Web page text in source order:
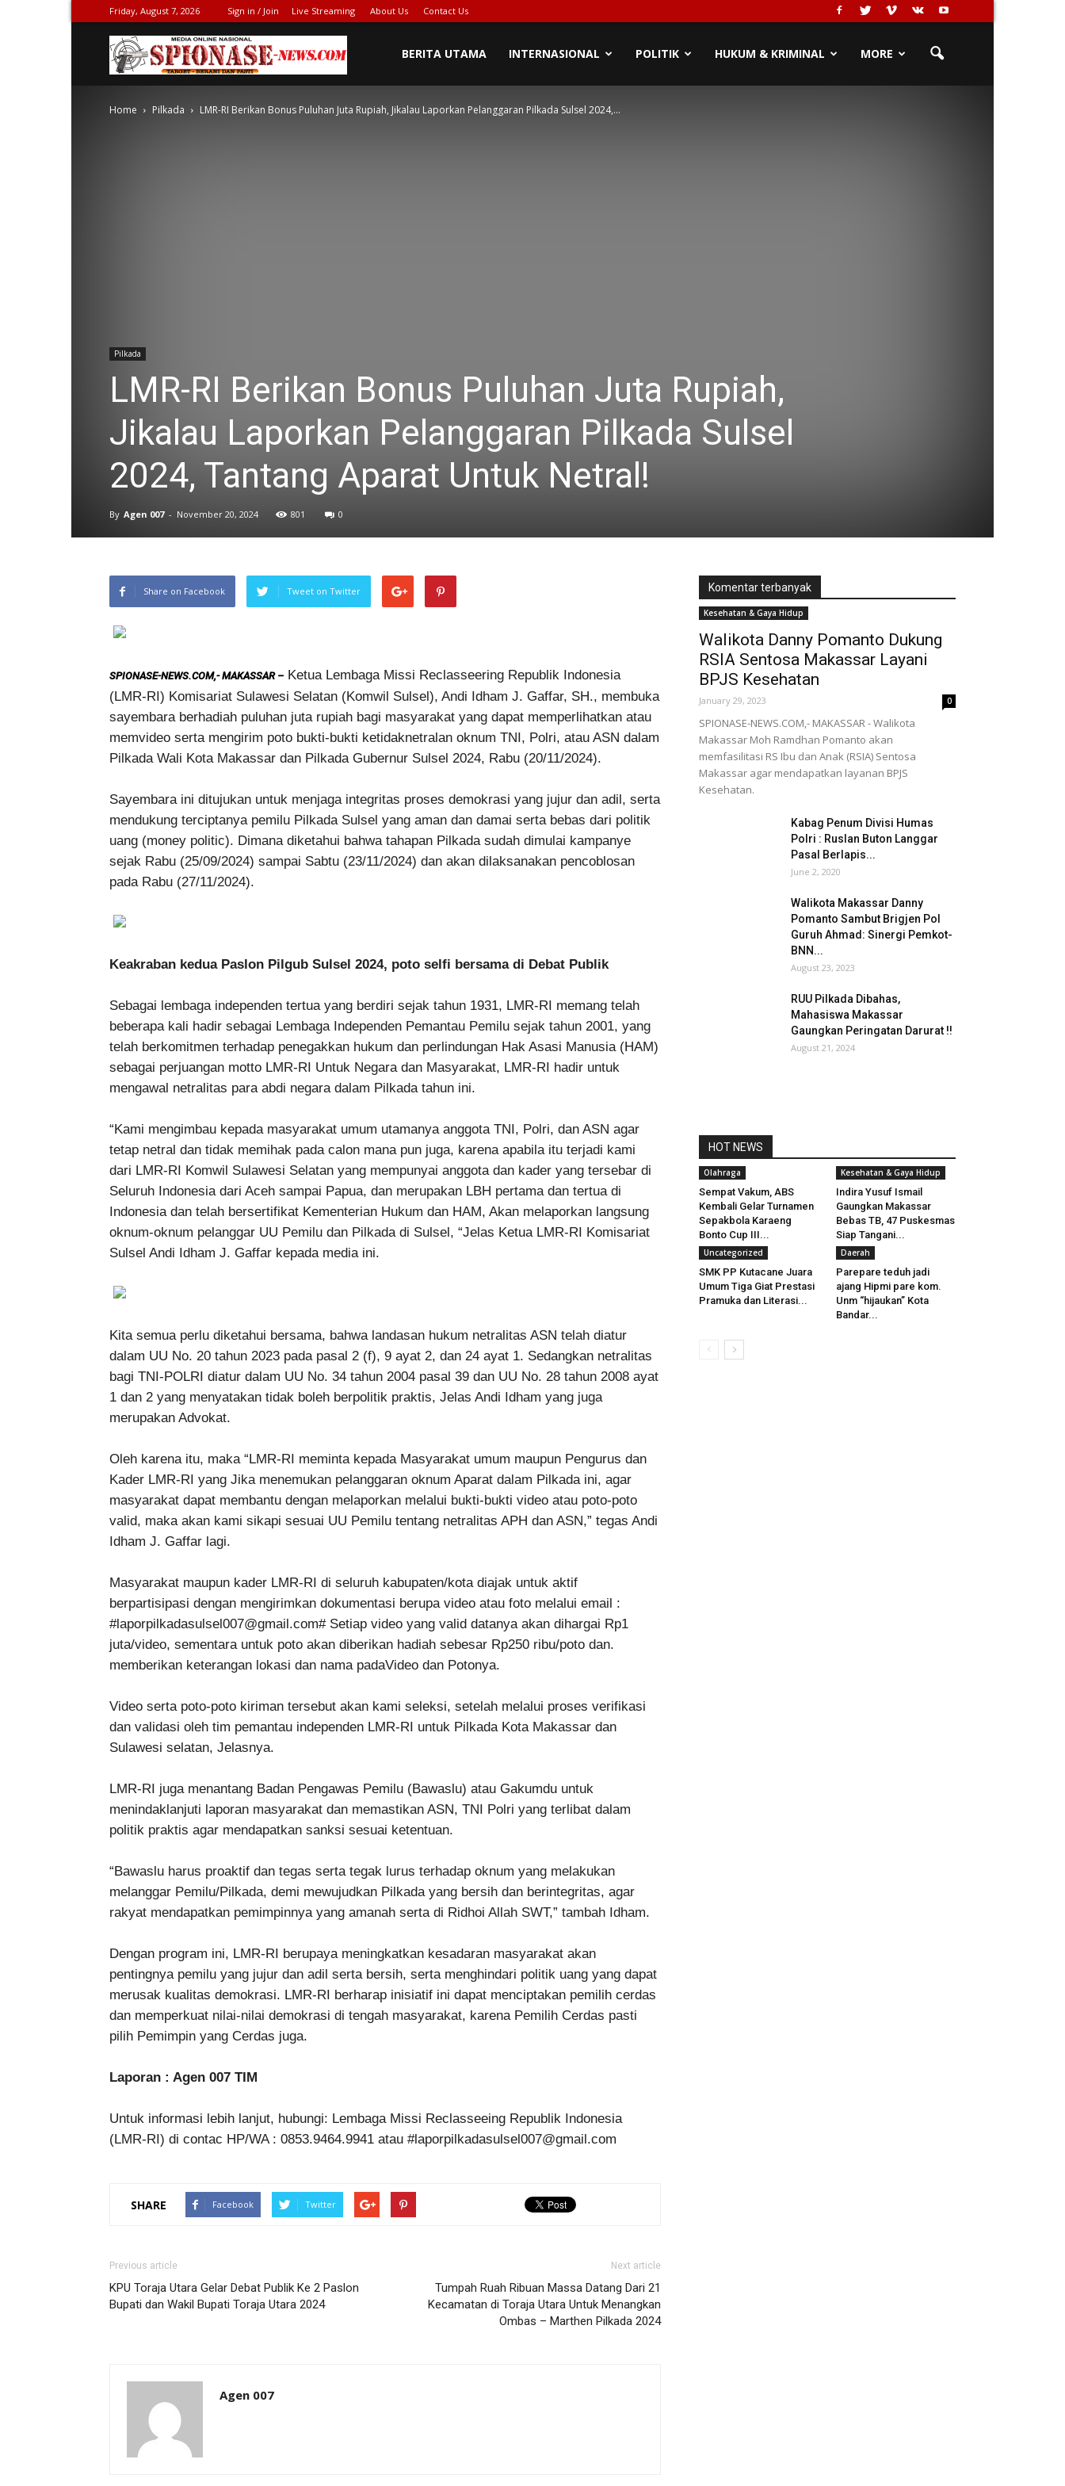
Friday, August 7, 2026 Sign in / Join Live Streaming About Us Contact Us
SPIONASE-
NEWS[DOT]COM
BERITA UTAMA INTERNASIONAL POLITIK HUKUM & KRIMINAL MORE
Home Pilkada LMR-RI Berikan Bonus Puluhan Juta Rupiah, Jikalau Laporkan Pelanggaran Pilkada Sulsel 2024,...
Pilkada
LMR-RI Berikan Bonus Puluhan Juta Rupiah,
Jikalau Laporkan Pelanggaran Pilkada Sulsel
2024, Tantang Aparat Untuk Netral!
By Agen 007 - November 20, 2024 801 0
Share on Facebook Tweet on Twitter
SPIONASE-NEWS.COM,- MAKASSAR – Ketua Lembaga Missi Reclasseering Republik Indonesia
(LMR-RI) Komisariat Sulawesi Selatan (Komwil Sulsel), Andi Idham J. Gaffar, SH., membuka
sayembara berhadiah puluhan juta rupiah bagi masyarakat yang dapat memperlihatkan atau
memvideo serta mengirim poto bukti-bukti ketidaknetralan oknum TNI, Polri, atau ASN dalam
Pilkada Wali Kota Makassar dan Pilkada Gubernur Sulsel 2024, Rabu (20/11/2024).
Sayembara ini ditujukan untuk menjaga integritas proses demokrasi yang jujur dan adil, serta
mendukung terciptanya pemilu Pilkada Sulsel yang aman dan damai serta bebas dari politik
uang (money politic). Dimana diketahui bahwa tahapan Pilkada sudah dimulai kampanye
sejak Rabu (25/09/2024) sampai Sabtu (23/11/2024) dan akan dilaksanakan pencoblosan
pada Rabu (27/11/2024).
Keakraban kedua Paslon Pilgub Sulsel 2024, poto selfi bersama di Debat Publik
Sebagai lembaga independen tertua yang berdiri sejak tahun 1931, LMR-RI memang telah
beberapa kali hadir sebagai Lembaga Independen Pemantau Pemilu sejak tahun 2001, yang
telah berkomitmen terhadap penegakkan hukum dan perlindungan Hak Asasi Manusia (HAM)
sebagai perjuangan motto LMR-RI Untuk Negara dan Masyarakat, LMR-RI hadir untuk
mengawal netralitas para abdi negara dalam Pilkada tahun ini.
“Kami mengimbau kepada masyarakat umum utamanya anggota TNI, Polri, dan ASN agar
tetap netral dan tidak memihak pada calon mana pun juga, karena apabila itu terjadi kami
dari LMR-RI Komwil Sulawesi Selatan yang mempunyai anggota dan kader yang tersebar di
Seluruh Indonesia dari Aceh sampai Papua, dan merupakan LBH pertama dan tertua di
Indonesia dan telah bersertifikat Kementerian Hukum dan HAM, Akan melaporkan langsung
oknum-oknum pelanggar UU Pemilu dan Pilkada di Sulsel, “Jelas Ketua LMR-RI Komisariat
Sulsel Andi Idham J. Gaffar kepada media ini.
Kita semua perlu diketahui bersama, bahwa landasan hukum netralitas ASN telah diatur
dalam UU No. 20 tahun 2023 pada pasal 2 (f), 9 ayat 2, dan 24 ayat 1. Sedangkan netralitas
bagi TNI-POLRI diatur dalam UU No. 34 tahun 2004 pasal 39 dan UU No. 28 tahun 2008 ayat
1 dan 2 yang menyatakan tidak boleh berpolitik praktis, Jelas Andi Idham yang juga
merupakan Advokat.
Oleh karena itu, maka “LMR-RI meminta kepada Masyarakat umum maupun Pengurus dan
Kader LMR-RI yang Jika menemukan pelanggaran oknum Aparat dalam Pilkada ini, agar
masyarakat dapat membantu dengan melaporkan melalui bukti-bukti video atau poto-poto
valid, maka akan kami sikapi sesuai UU Pemilu tentang netralitas APH dan ASN,” tegas Andi
Idham J. Gaffar lagi.
Masyarakat maupun kader LMR-RI di seluruh kabupaten/kota diajak untuk aktif
berpartisipasi dengan mengirimkan dokumentasi berupa video atau foto melalui email :
#laporpilkadasulsel007@gmail.com# Setiap video yang valid datanya akan dihargai Rp1
juta/video, sementara untuk poto akan diberikan hadiah sebesar Rp250 ribu/poto dan.
memberikan keterangan lokasi dan nama padaVideo dan Potonya.
Video serta poto-poto kiriman tersebut akan kami seleksi, setelah melalui proses verifikasi
dan validasi oleh tim pemantau independen LMR-RI untuk Pilkada Kota Makassar dan
Sulawesi selatan, Jelasnya.
LMR-RI juga menantang Badan Pengawas Pemilu (Bawaslu) atau Gakumdu untuk
menindaklanjuti laporan masyarakat dan memastikan ASN, TNI Polri yang terlibat dalam
politik praktis agar mendapatkan sanksi sesuai ketentuan.
“Bawaslu harus proaktif dan tegas serta tegak lurus terhadap oknum yang melakukan
melanggar Pemilu/Pilkada, demi mewujudkan Pilkada yang bersih dan berintegritas, agar
rakyat mendapatkan pemimpinnya yang amanah serta di Ridhoi Allah SWT,” tambah Idham.
Dengan program ini, LMR-RI berupaya meningkatkan kesadaran masyarakat akan
pentingnya pemilu yang jujur dan adil serta bersih, serta menghindari politik uang yang dapat
merusak kualitas demokrasi. LMR-RI berharap inisiatif ini dapat menciptakan pemilih cerdas
dan memperkuat nilai-nilai demokrasi di tengah masyarakat, karena Pemilih Cerdas pasti
pilih Pemimpin yang Cerdas juga.
Laporan : Agen 007 TIM
Untuk informasi lebih lanjut, hubungi: Lembaga Missi Reclasseeing Republik Indonesia
(LMR-RI) di contac HP/WA : 0853.9464.9941 atau #laporpilkadasulsel007@gmail.com
SHARE Facebook Twitter
Previous article
KPU Toraja Utara Gelar Debat Publik Ke 2 Paslon
Bupati dan Wakil Bupati Toraja Utara 2024
Next article
Tumpah Ruah Ribuan Massa Datang Dari 21
Kecamatan di Toraja Utara Untuk Menangkan
Ombas – Marthen Pilkada 2024
Agen 007
Komentar terbanyak
Kesehatan & Gaya Hidup
Walikota Danny Pomanto Dukung
RSIA Sentosa Makassar Layani
BPJS Kesehatan
January 29, 2023 0
SPIONASE-NEWS.COM,- MAKASSAR - Walikota
Makassar Moh Ramdhan Pomanto akan
memfasilitasi RS Ibu dan Anak (RSIA) Sentosa
Makassar agar mendapatkan layanan BPJS
Kesehatan.
Kabag Penum Divisi Humas
Polri : Ruslan Buton Langgar
Pasal Berlapis...
June 2, 2020
Walikota Makassar Danny
Pomanto Sambut Brigjen Pol
Guruh Ahmad: Sinergi Pemkot-
BNN...
August 23, 2023
RUU Pilkada Dibahas,
Mahasiswa Makassar
Gaungkan Peringatan Darurat !!
August 21, 2024
HOT NEWS
Olahraga
Sempat Vakum, ABS
Kembali Gelar Turnamen
Sepakbola Karaeng
Bonto Cup III...
Kesehatan & Gaya Hidup
Indira Yusuf Ismail
Gaungkan Makassar
Bebas TB, 47 Puskesmas
Siap Tangani...
Uncategorized
SMK PP Kutacane Juara
Umum Tiga Giat Prestasi
Pramuka dan Literasi...
Daerah
Parepare teduh jadi
ajang Hipmi pare kom.
Unm “hijaukan” Kota
Bandar...